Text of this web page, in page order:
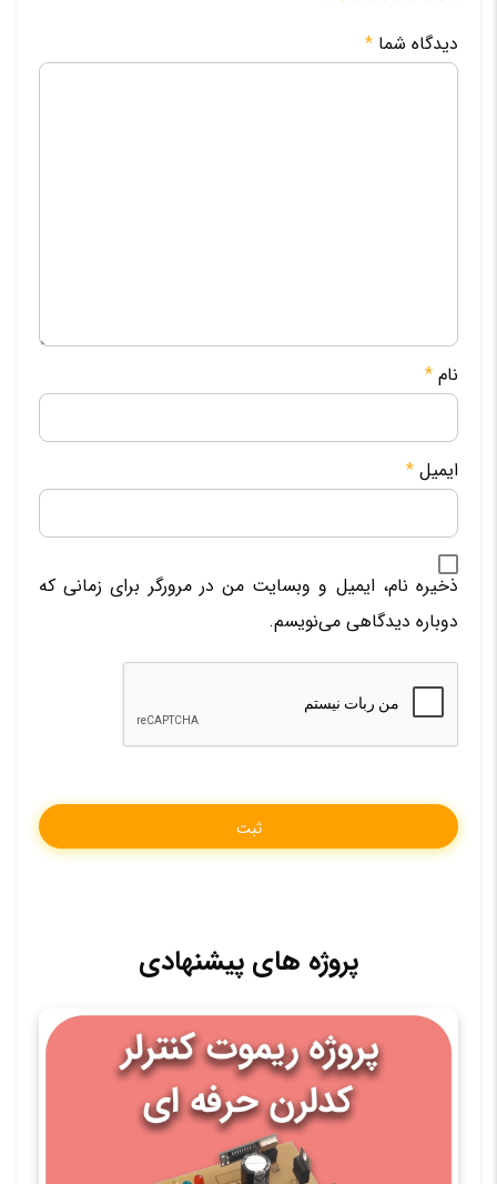
دیدگاه شما *
نام *
ایمیل *
ذخیره نام، ایمیل و وبسایت من در مرورگر برای زمانی که
دوباره دیدگاهی می‌نویسم.
پروژه های پیشنهادی